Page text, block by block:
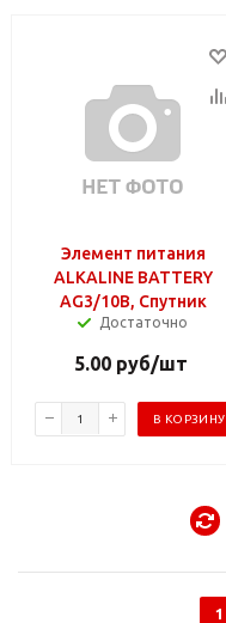
Элемент питания
ALKALINE BATTERY
AG3/10B, Спутник
Достаточно
5.00руб/шт
В КОРЗИНУ
1